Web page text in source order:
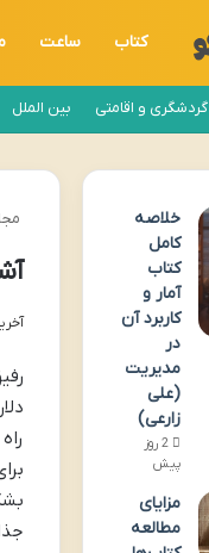
کتاب ساعت
گردشگری و اقامتی بین الملل
خلاصه
کامل
کتاب
آمار و
کاربرد آن
در
مدیریت
(علی
زارعی)
2 روز
پیش
مزایای
مطالعه